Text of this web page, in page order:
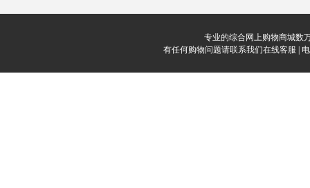
专业的综合网上购物商城数
有任何购物问题请联系我们在线客服 | 电